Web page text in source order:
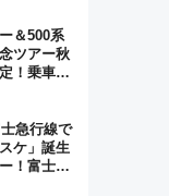
＆500系
ツアー秋
！乗車体
ル情報ま
士急行線で
ケ」誕生
！富士急
ルメ＆グ